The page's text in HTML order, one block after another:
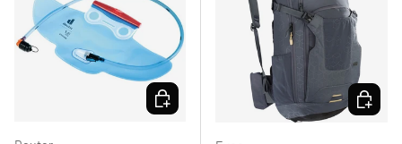
OPTIONEN AUSWÄHLEN